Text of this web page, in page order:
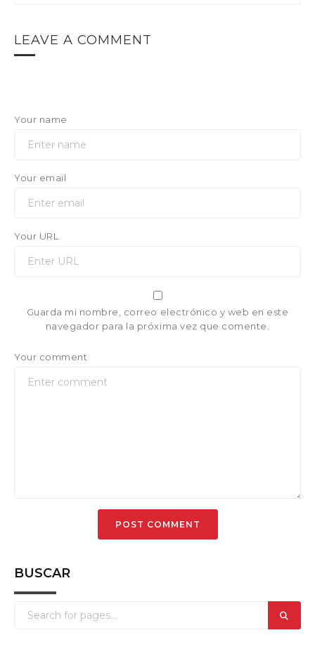
LEAVE A COMMENT
Your name
Your email
Your URL
Guarda mi nombre, correo electrónico y web en este
navegador para la próxima vez que comente.
Your comment
BUSCAR